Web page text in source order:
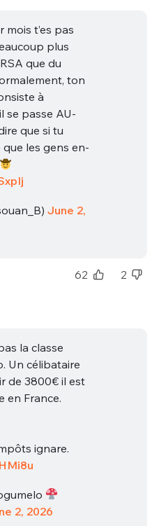
t’es pas
plus
que du
ton
à
se passe AU-
que si tu
que les gens en-
June 2,
62 2
la classe
Un célibataire
de 3800€ il est
en France.
ignare.
2, 2026